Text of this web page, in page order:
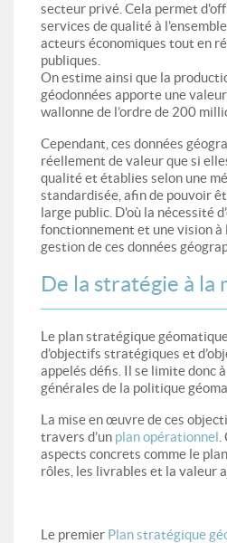
secteur privé. Cela permet
services de qualité à
acteurs économiques tout en
publiques.
On estime ainsi que la
géodonnées apporte une
wallonne de l’ordre de 200
Cependant, ces données
réellement de valeur que si
qualité et établies selon une
standardisée, afin de pouvoir
large public. D'où la nécessité
fonctionnement et une vision à
gestion de ces données
De la stratégie à la
Le plan stratégique
d’objectifs stratégiques et
appelés défis. Il se limite donc
générales de la politique
La mise en œuvre de ces
travers d’un plan opérationnel
aspects concrets comme le
rôles, les livrables et la valeur
Le premier Plan stratégique